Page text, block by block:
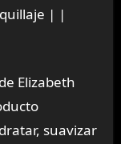
| |
Elizabeth
suavizar